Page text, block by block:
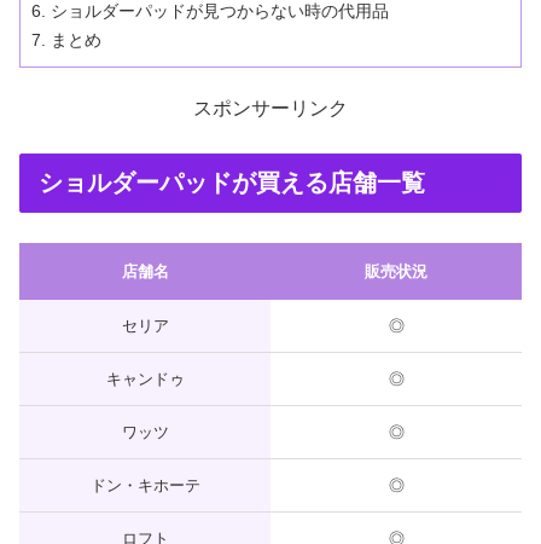
ショルダーパッドが見つからない時の代用品
まとめ
スポンサーリンク
ショルダーパッドが買える店舗一覧
店舗名 販売状況
セリア ◎
キャンドゥ ◎
ワッツ ◎
ドン・キホーテ ◎
ロフト ◎